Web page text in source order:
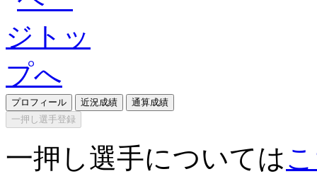
プロフィール 近況成績
通算成績
一押し選手登録
一押し選手については